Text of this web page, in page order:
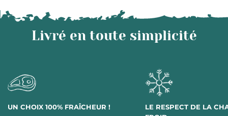
Livré en toute simplicité
UN CHOIX 100% FRAÎCHEUR !
LE RESPECT DE LA